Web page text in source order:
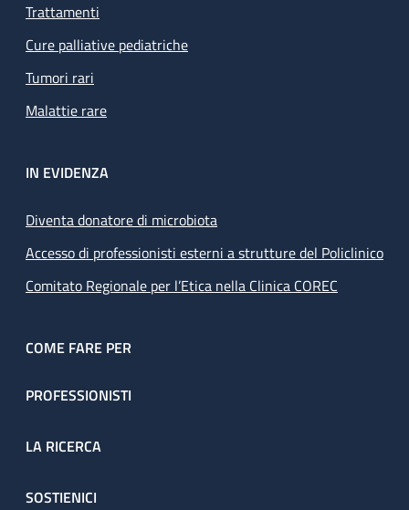
Trattamenti
Cure palliative pediatriche
Tumori rari
Malattie rare
IN EVIDENZA
Diventa donatore di microbiota
Accesso di professionisti esterni a strutture del Policlinico
Comitato Regionale per l’Etica nella Clinica COREC
COME FARE PER
PROFESSIONISTI
LA RICERCA
SOSTIENICI